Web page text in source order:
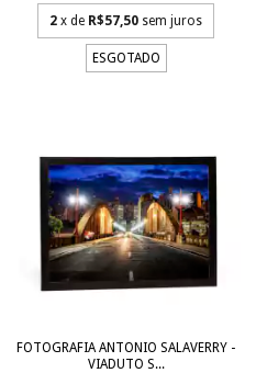
2 x de R$57,50 sem juros
ESGOTADO
FOTOGRAFIA ANTONIO SALAVERRY -
VIADUTO S...